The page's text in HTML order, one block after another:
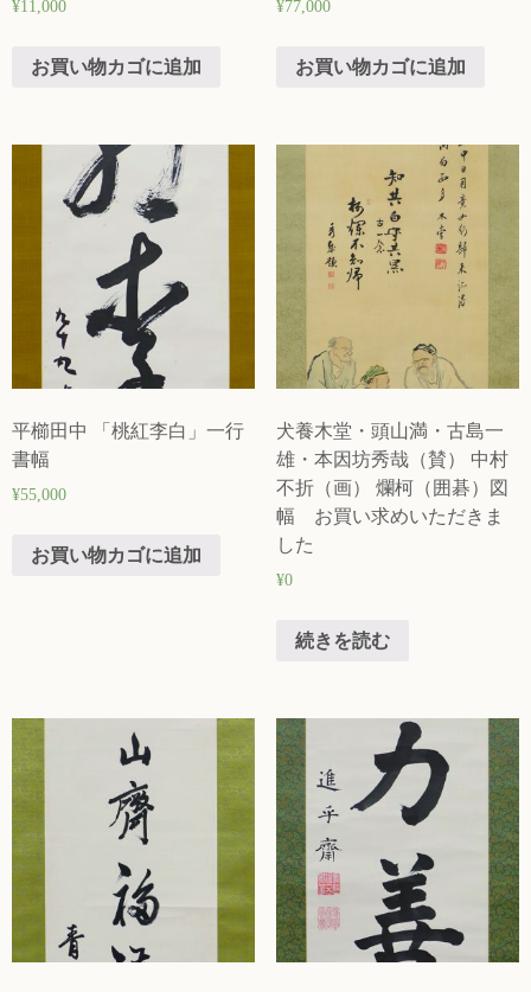
¥11,000
お買い物カゴに追加
¥77,000
お買い物カゴに追加
平櫛田中 「桃紅李白」一行
書幅
¥55,000
お買い物カゴに追加
犬養木堂・頭山満・古島一
雄・本因坊秀哉（賛） 中村
不折（画） 爛柯（囲碁）図
幅 お買い求めいただきま
した
¥0
続きを読む